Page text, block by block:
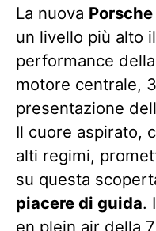
La nuova Porsche
un livello più alto
performance
motore centrale,
presentazione
Il cuore aspirato,
alti regimi,
su questa
piacere di guida.
en plein air della